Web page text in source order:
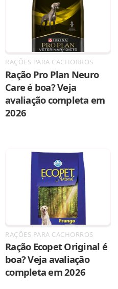
RAÇÕES PARA CACHORROS
Ração Pro Plan Neuro
Care é boa? Veja
avaliação completa em
2026
RAÇÕES PARA CACHORROS
Ração Ecopet Original é
boa? Veja avaliação
completa em 2026